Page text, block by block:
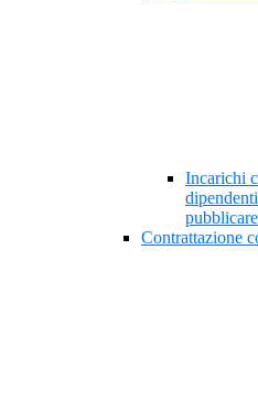
Incarichi
Contrattazione